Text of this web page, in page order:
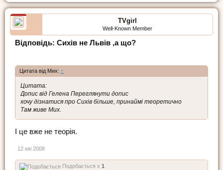
TVgirl
Well-Known Member
Відповідь: Сихів не Львів ,а що?
Цитата від Мих: ↑
Цитата:
Допис від Гелена Переглянути допис
хочу дізнатися про Сихів більше, принаймі теоретично
Там живе Мих.
І це вже не теорія.
12 кві 2008
Подобається x 1